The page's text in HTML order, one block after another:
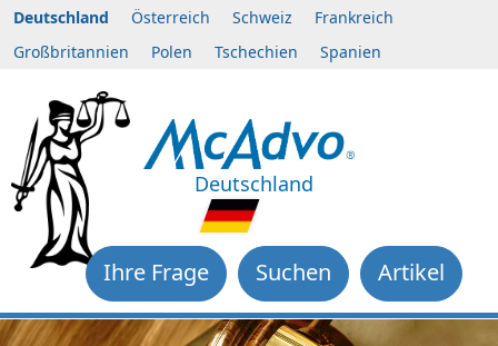
Deutschland Österreich Schweiz
Frankreich
Großbritannien
Polen Tschechien Spanien
Deutschland
Artikel
Suchen
Ihre Frage